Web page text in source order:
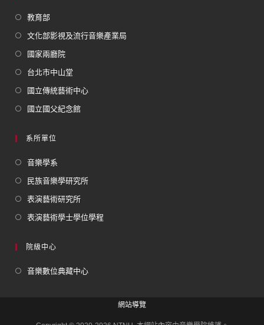
教育部
文化部影視及流行音樂產業局
國家兩廳院
台北市中山堂
國立傳統藝術中心
國立國父紀念館
系所單位
音樂學系
民族音樂學研究所
表演藝術研究所
表演藝術學士學位學程
院級中心
音樂數位典藏中心
網站導覽